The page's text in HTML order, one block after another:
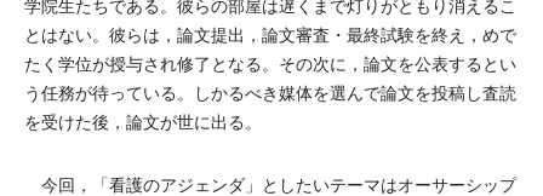
学院生たちである。彼らの部屋は遅くまで灯りがともり消えるこ
とはない。彼らは，論文提出，論文審査・最終試験を終え，めで
たく学位が授与され修了となる。その次に，論文を公表するとい
う任務が待っている。しかるべき媒体を選んで論文を投稿し査読
を受けた後，論文が世に出る。
今回，「看護のアジェンダ」としたいテーマはオーサーシップ